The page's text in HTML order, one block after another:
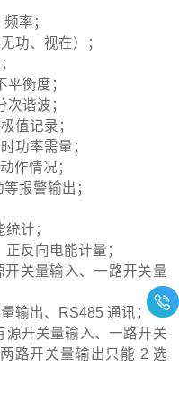
率；
功、视在）；
平衡度；
次谐波；
值记录；
功率需量；
作情况；
报警输出；
统计；
反向电能计量；
关量输入、一路开关量
输出、RS485 通讯；
源开关量输入、一路开关
路开关量输出只能 2 选